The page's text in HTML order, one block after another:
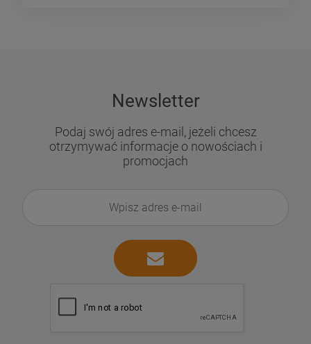
Newsletter
Podaj swój adres e-mail, jeżeli chcesz
otrzymywać informacje o nowościach i
promocjach